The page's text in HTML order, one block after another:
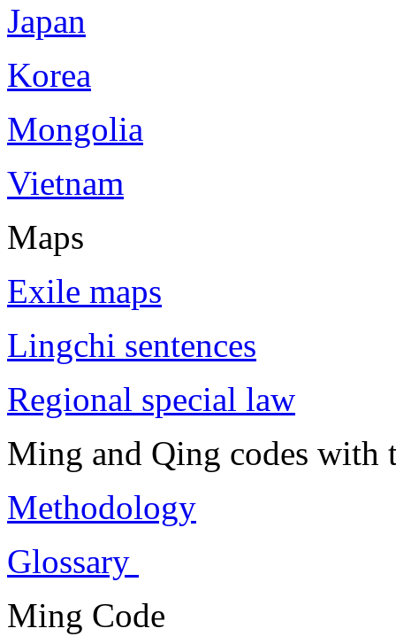
Japan
Korea
Mongolia
Vietnam
Maps
Exile maps
Lingchi sentences
Regional special law
Ming and Qing codes with
Methodology
Glossary
Ming Code